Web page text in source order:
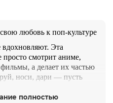
любовь к поп-культуре
вдохновляют. Эта
просто смотрит аниме,
а делает их частью
носи, дари — пусть
полностью